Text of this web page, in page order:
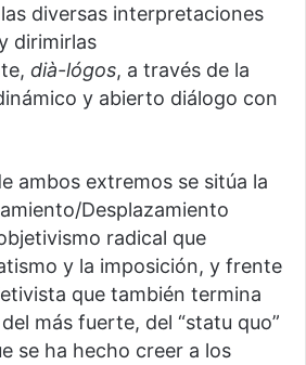
diversas interpretaciones
dirimirlas
dià-lógos, a través de la
y abierto diálogo con
ambos extremos se sitúa la
Desplazamiento
radical que
y la imposición, y frente
que también termina
más fuerte, del “statu quo”
se ha hecho creer a los